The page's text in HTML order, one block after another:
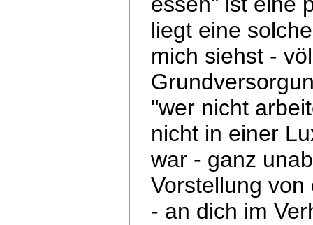
liegt eine
mich siehst -
"wer nicht
nicht in einer
war - ganz
Vorstellung
- an dich im